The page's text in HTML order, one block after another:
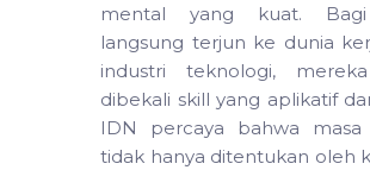
mental yang kuat.
langsung terjun ke dunia
industri teknologi,
dibekali skill yang aplikatif
IDN percaya bahwa masa
tidak hanya ditentukan oleh